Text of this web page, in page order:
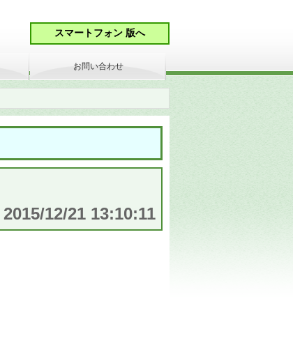
2015/12/21 13:10:11
お問い合わせ